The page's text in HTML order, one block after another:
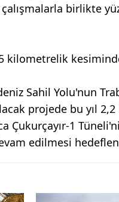
birlikte
kilometrelik
Sahil Yolu'nun
projede bu yıl
Çukurçayır-1
edilmesi